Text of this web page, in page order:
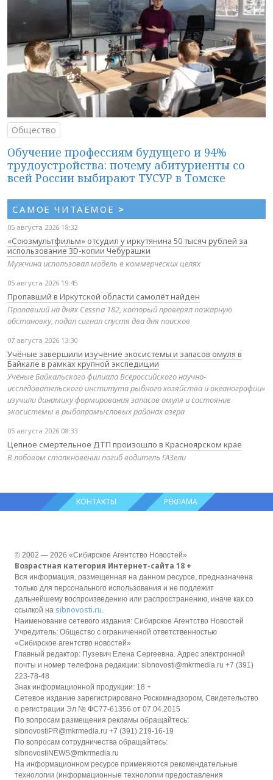
Общество
Обучение профессиям будущего и 94%
трудоустройства: почему абитуриенты со
всей России выбирают ТУСУР в Томске
САМОЕ ЧИТАЕМОЕ >
05 августа 2026 18:32
«Союзмультфильм» отсудил у иркутянина 50 тысяч рублей за
использование 3D-копии Чебурашки
Мужчина использовал модель в коммерческих целях
05 августа 2026 19:45
Пропавший в Иркутской области самолёт найден
Пропавший на днях Cessna 182, который проверял пожарную
обстановку, подал сигнал спустя два дня поисков
07 августа 2026 13:30
Учёные завершили изучение экосистемы и запасов омуля в
Байкале в рамках крупной экспедиции
Учёные Байкальского филиала Всероссийского научно-
исследовательского института рыбного хозяйства и океанографии»
изучили динамику формирования запасов омуля и состояние
экосистемы в рыбопромысловых районах озера
05 августа 2026 08:33
Цепное смертельное ДТП произошло в Красноярском крае
В лобовом столкновении погиб водитель ГАЗели
КОНТАКТЫ РЕКЛАМА
© 2002 — 2026 «Сибирское Агентство Новостей»
Возрастная категория Интернет-сайта 18 +
Вся информация, размещенная на данном ресурсе, предназначена
только для персонального использования и не подлежит
дальнейшему воспроизведению или распространению, иначе как со
ссылкой на sibnovosti.ru.
Наименование сетевого издания: Сибирское Агентство Новостей
Учредитель: Общество с ограниченной ответственностью
«Сибирское агентство новостей»
Главный редактор: Пузевич Елена Сергеевна. Адрес электронной
почты и номер телефона редакции: sibnovosti@mkrmedia.ru +7 (391)
223-78-48
Знак информационной продукции: 18 +
Сетевое издание зарегистрировано Роскомнадзором, Свидетельство
о регистрации Эл № ФС77-61356 от 07.04.2015
По вопросам размещения рекламы обращайтесь:
sibnovostiPR@mkrmedia.ru +7 (391) 219-16-19
По вопросам сотрудничества обращайтесь:
sibnovostiNEWS@mkrmedia.ru
На информационном ресурсе применяются рекомендательные
технологии (информационные технологии предоставления